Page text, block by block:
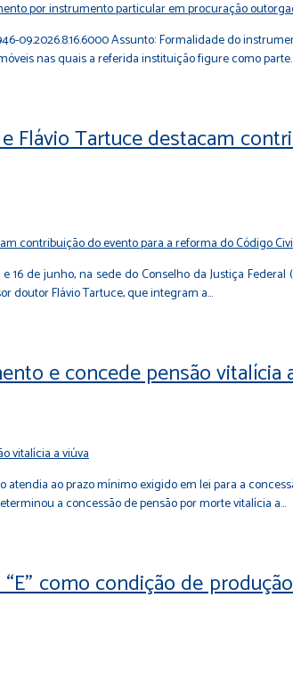
09.2026.8.16.6000 Assunto: Formalidade do
nas quais a referida instituição figure como
Flávio Tartuce destacam
de junho, na sede do Conselho da Justiça
doutor Flávio Tartuce, que integram a…
e concede pensão vitalícia
ao prazo mínimo exigido em lei para a
a concessão de pensão por morte vitalícia a…
como condição de